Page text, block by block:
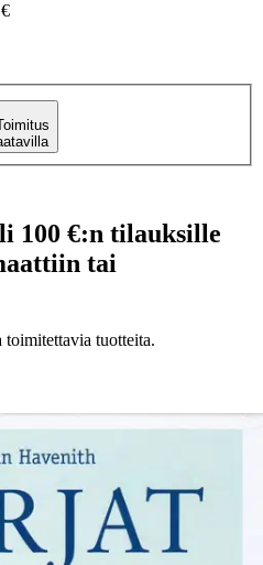
100 €:n tilauksille
tai
toimitettavia tuotteita.